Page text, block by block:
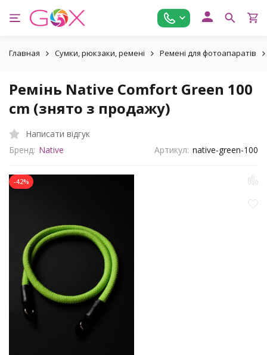
Главная Сумки, рюкзаки, ремені Ремені для фотоапаратів
Ремінь Native Comfort Green 100
cm (знято з продажу)
Написати відгук
Бренд: Native Артикул: native-green-100
-42%